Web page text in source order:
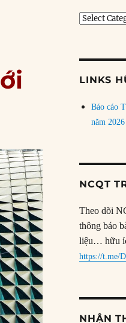
Tìm
LINKS
Báo cáo
năm 2026
NCQT
Theo dõi
thông báo
liệu… hữu
https://t.me/
NHẬN